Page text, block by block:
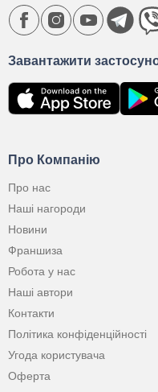
Про Компанію
Про нас
Наші нагороди
Новини
Франшиза
Робота у нас
Наші автори
Контакти
Політика конфіденційності
Угода користувача
Оферта
Завантажити